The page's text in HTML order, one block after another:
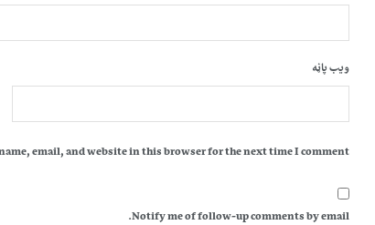
ویب پاڼه
email, and website in this browser for the next time I comment.
Notify me of follow-up comments by email.